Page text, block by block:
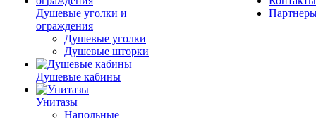
Душевые уголки и
ограждения
Душевые уголки
Душевые шторки
Душевые кабины
Унитазы
Напольные